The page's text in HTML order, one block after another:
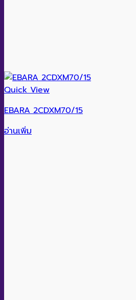
Quick View
EBARA 2CDXM70/15
อ่านเพิ่ม